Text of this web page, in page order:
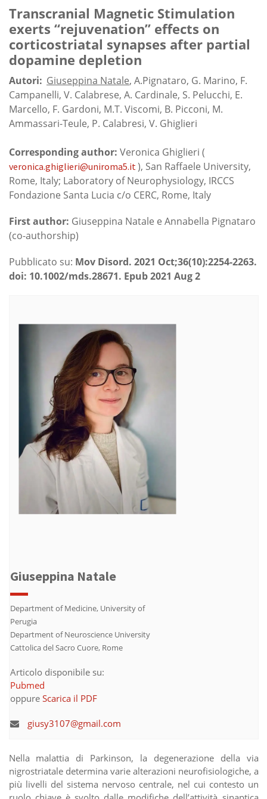
Transcranial Magnetic Stimulation
exerts “rejuvenation” effects on
corticostriatal synapses after partial
dopamine depletion
Autori: Giuseppina Natale, A.Pignataro, G. Marino, F.
Campanelli, V. Calabrese, A. Cardinale, S. Pelucchi, E.
Marcello, F. Gardoni, M.T. Viscomi, B. Picconi, M.
Ammassari-Teule, P. Calabresi, V. Ghiglieri
Corresponding author: Veronica Ghiglieri (
veronica.ghiglieri@uniroma5.it ), San Raffaele University,
Rome, Italy; Laboratory of Neurophysiology, IRCCS
Fondazione Santa Lucia c/o CERC, Rome, Italy
First author: Giuseppina Natale e Annabella Pignataro
(co-authorship)
Pubblicato su: Mov Disord. 2021 Oct;36(10):2254-2263.
doi: 10.1002/mds.28671. Epub 2021 Aug 2
Giuseppina Natale
Department of Medicine, University of
Perugia
Department of Neuroscience University
Cattolica del Sacro Cuore, Rome
Articolo disponibile su:
Pubmed
oppure Scarica il PDF
giusy3107@gmail.com
Nella malattia di Parkinson, la degenerazione della via
nigrostriatale determina varie alterazioni neurofisiologiche, a
più livelli del sistema nervoso centrale, nel cui contesto un